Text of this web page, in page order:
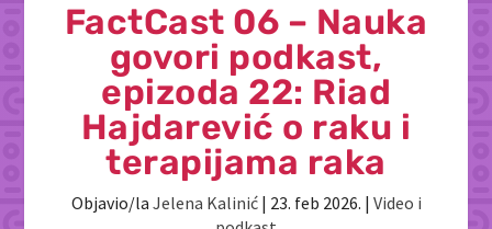
FactCast 06 – Nauka
govori podkast,
epizoda 22: Riad
Hajdarević o raku i
terapijama raka
Objavio/la Jelena Kalinić| 23. feb 2026. | Video i